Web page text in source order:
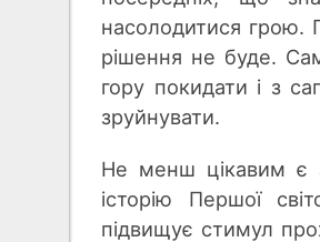
насолодитися грою.
рішення не буде.
гору покидати і з
зруйнувати.
Не менш цікавим є
історію Першої
підвищує стимул